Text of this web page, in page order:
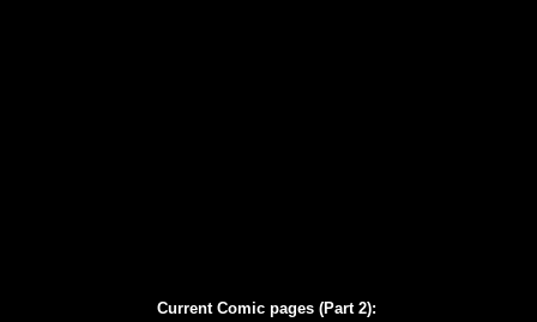
Current Comic pages (Part 2):